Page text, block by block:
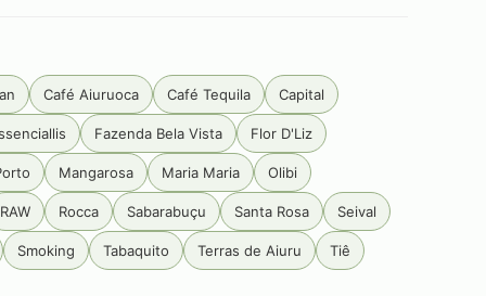
Café Aiuruoca Café Tequila Capital
Fazenda Bela Vista Flor D'Liz
Mangarosa Maria Maria Olibi
RAW Rocca Sabarabuçu Santa Rosa Seival
Smoking Tabaquito Terras de Aiuru Tiê